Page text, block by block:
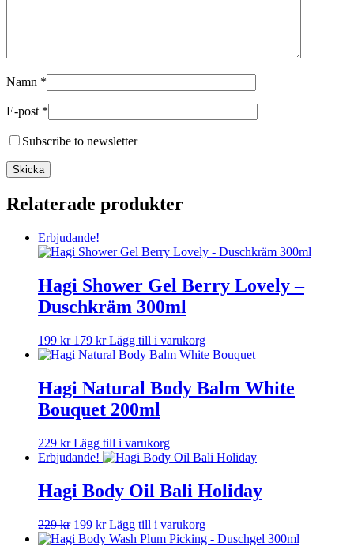
Namn *
E-post *
Subscribe to newsletter
Relaterade produkter
Erbjudande!
Hagi Shower Gel Berry Lovely –
Duschkräm 300ml
199kr Det
ursprungliga
var:
199 kr.
179 krDet
nuvarande
är:
179 kr.
Lägg till i varukorg
Hagi Natural Body Balm White
Bouquet 200ml
229 kr Lägg till i varukorg
Erbjudande!
Hagi Body Oil Bali Holiday
229kr Det
ursprungliga
199 krDet
nuvarande
Lägg till i varukorg